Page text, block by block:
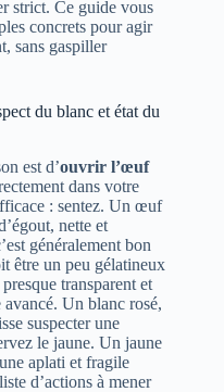
strict. Ce guide vous
concrets pour agir
sans gaspiller
du blanc et état du
est d’ouvrir l’œuf
dans votre
: sentez. Un œuf
nette et
généralement bon
être un peu gélatineux
transparent et
avancé. Un blanc rosé,
suspecter une
le jaune. Un jaune
aplati et fragile
d’actions à mener